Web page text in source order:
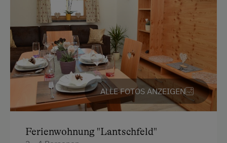
Übernachtung auf der Alm möglich
Am Betrieb
Ab-Hof-Verkauf
Garten/Wiese
Hausgarten
Hofeigene Produkte
Mithilfe am Hof
ALLE FOTOS ANZEIGEN
Ferienwohnung "Lantschfeld"